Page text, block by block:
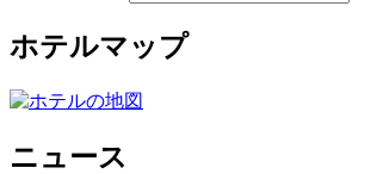
ホテルマップ
ニュース